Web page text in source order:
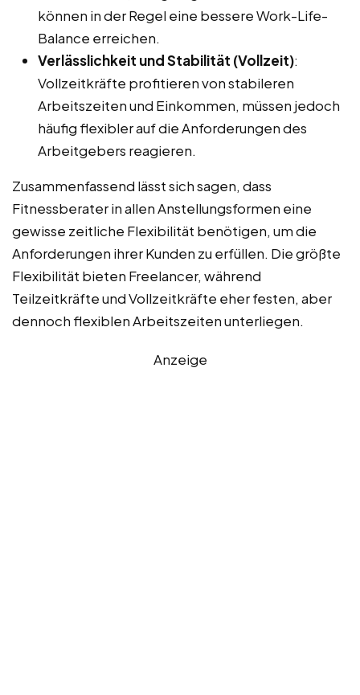
können in der Regel eine bessere Work-Life-
Balance erreichen.
Verlässlichkeit und Stabilität (Vollzeit):
Vollzeitkräfte profitieren von stabileren
Arbeitszeiten und Einkommen, müssen jedoch
häufig flexibler auf die Anforderungen des
Arbeitgebers reagieren.
Zusammenfassend lässt sich sagen, dass
Fitnessberater in allen Anstellungsformen eine
gewisse zeitliche Flexibilität benötigen, um die
Anforderungen ihrer Kunden zu erfüllen. Die größte
Flexibilität bieten Freelancer, während
Teilzeitkräfte und Vollzeitkräfte eher festen, aber
dennoch flexiblen Arbeitszeiten unterliegen.
Anzeige